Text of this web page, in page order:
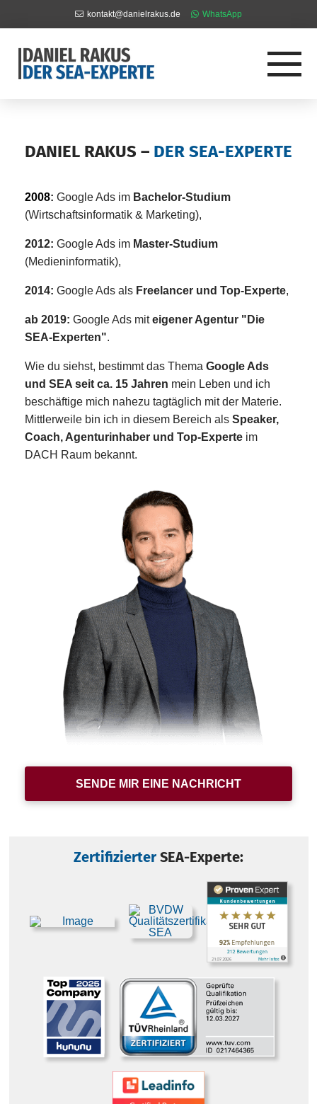
kontakt@danielrakus.de WhatsApp
DANIEL RAKUS – DER SEA-EXPERTE
2008: Google Ads im Bachelor-Studium
(Wirtschaftsinformatik & Marketing),
2012: Google Ads im Master-Studium
(Medieninformatik),
2014: Google Ads als Freelancer und Top-Experte,
ab 2019: Google Ads miteigener Agentur "Die
SEA-Experten".
Wie du siehst, bestimmt das Thema Google Ads
und SEA seit ca. 15 Jahren mein Leben und ich
beschäftige mich nahezu tagtäglich mit der Materie.
Mittlerweile bin ich in diesem Bereich als Speaker,
Coach, Agenturinhaber und Top-Experteim
DACH Raum bekannt.
SENDE MIR EINE NACHRICHT
Zertifizierter SEA-Experte: